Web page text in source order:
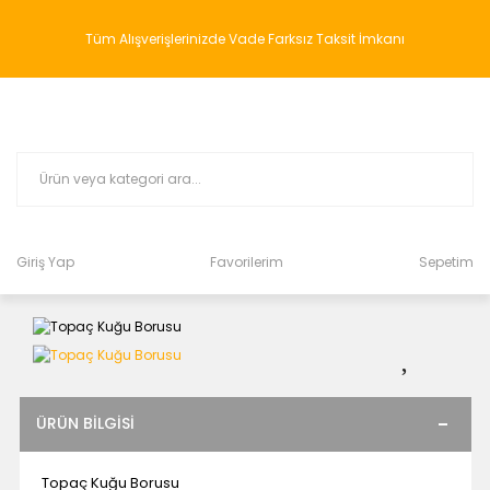
Tüm Alışverişlerinizde Vade Farksız Taksit İmkanı
Giriş Yap Favorilerim Sepetim
ÜRÜN BILGISI
Topaç Kuğu Borusu